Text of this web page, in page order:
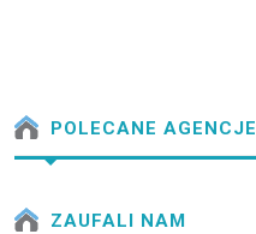
POLECANE AGENCJE
ZAUFALI NAM